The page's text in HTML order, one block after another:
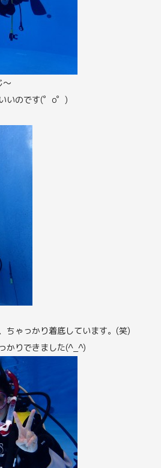
～
いのです(゜o゜)
ちゃっかり着底しています。(笑)
かりできました(^_^)